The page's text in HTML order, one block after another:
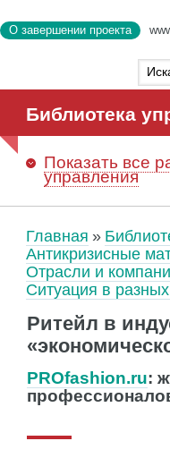
О завершении проекта
Библиотека
Показать все
управления
Главная
Антикризисные
Отрасли и
Ситуация в
Ритейл в
PROfashion.ru: